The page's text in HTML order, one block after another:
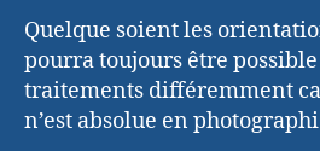
Quelque soient les
pourra toujours être
traitements différemment
n’est absolue en